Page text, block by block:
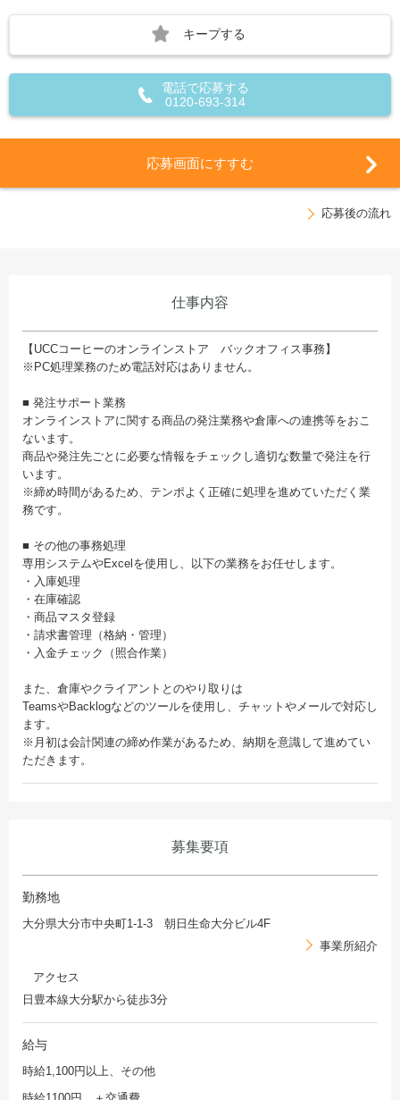
キープする
電話で応募する
0120-693-314
応募画面にすすむ
応募後の流れ
仕事内容
【UCCコーヒーのオンラインストア バックオフィス事務】
※PC処理業務のため電話対応はありません。
■ 発注サポート業務
オンラインストアに関する商品の発注業務や倉庫への連携等をおこ
ないます。
商品や発注先ごとに必要な情報をチェックし適切な数量で発注を行
います。
※締め時間があるため、テンポよく正確に処理を進めていただく業
務です。
■ その他の事務処理
専用システムやExcelを使用し、以下の業務をお任せします。
・入庫処理
・在庫確認
・商品マスタ登録
・請求書管理（格納・管理）
・入金チェック（照合作業）
また、倉庫やクライアントとのやり取りは
TeamsやBacklogなどのツールを使用し、チャットやメールで対応し
ます。
※月初は会計関連の締め作業があるため、納期を意識して進めてい
ただきます。
募集要項
勤務地
大分県大分市中央町1-1-3 朝日生命大分ビル4F
事業所紹介
アクセス
日豊本線大分駅から徒歩3分
給与
時給1,100円以上、その他